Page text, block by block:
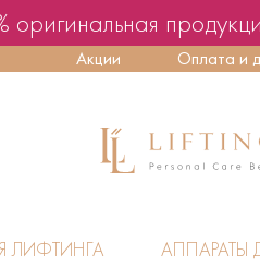
оригинальная
Акции Оплата и
ЛИФТИНГА АППАРАТЫ